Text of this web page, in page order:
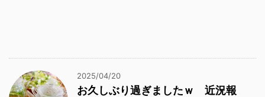
2025/04/20
お久しぶり過ぎましたｗ 近況報